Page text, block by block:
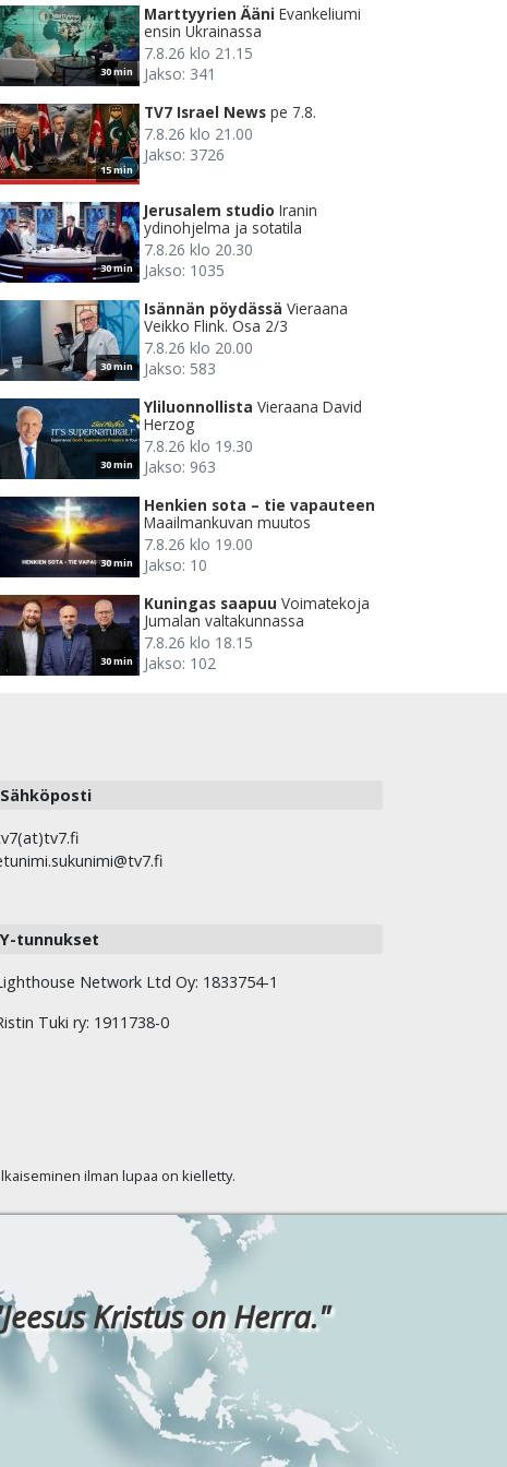
30 min
Marttyyrien Ääni Evankeliumi
ensin Ukrainassa
7.8.26 klo 21.15
Jakso: 341
15 min
TV7 Israel News pe 7.8.
7.8.26 klo 21.00
Jakso: 3726
30 min
Jerusalem studio Iranin
ydinohjelma ja sotatila
7.8.26 klo 20.30
Jakso: 1035
30 min
Isännän pöydässä Vieraana
Veikko Flink. Osa 2/3
7.8.26 klo 20.00
Jakso: 583
30 min
Yliluonnollista Vieraana David
Herzog
7.8.26 klo 19.30
Jakso: 963
30 min
Henkien sota – tie vapauteen
Maailmankuvan muutos
7.8.26 klo 19.00
Jakso: 10
30 min
Kuningas saapuu Voimatekoja
Jumalan valtakunnassa
7.8.26 klo 18.15
Jakso: 102
Sähköposti
Y-tunnukset
Network Ltd Oy: 1833754-1
Tuki ry: 1911738-0
ilman lupaa on kielletty.
Kristus on Herra."